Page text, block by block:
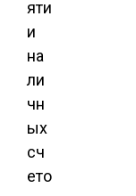
яти
и
на
ли
чн
ых
сч
ето